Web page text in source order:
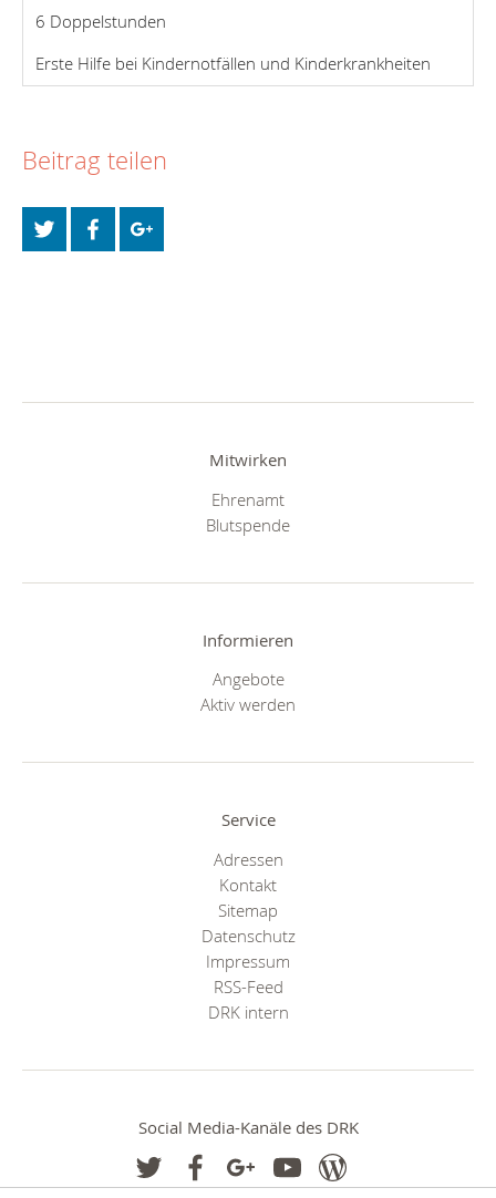
6 Doppelstunden
Erste Hilfe bei Kindernotfällen und Kinderkrankheiten
Beitrag teilen
Mitwirken
Ehrenamt
Blutspende
Informieren
Angebote
Aktiv werden
Service
Adressen
Kontakt
Sitemap
Datenschutz
Impressum
RSS-Feed
DRK intern
Social Media-Kanäle des DRK